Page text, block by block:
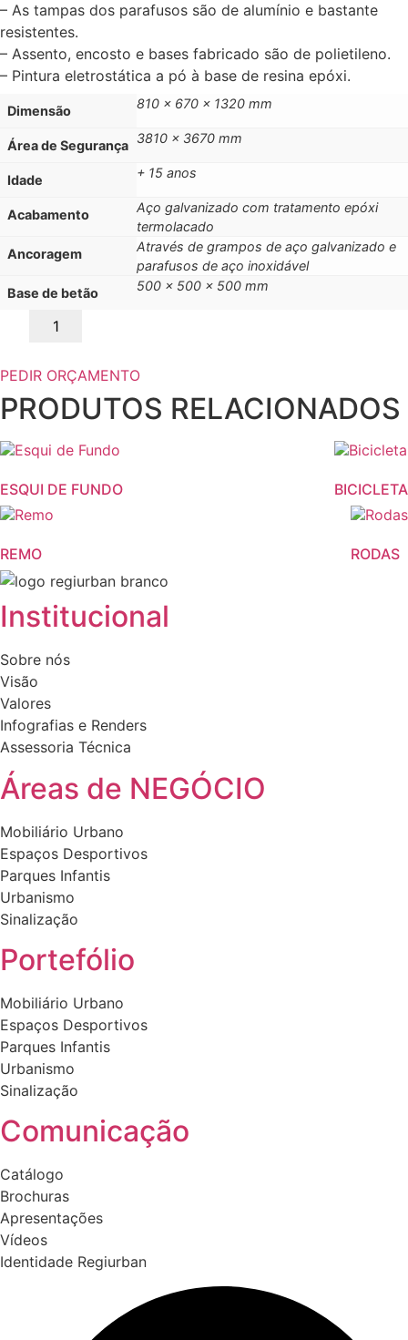
– As tampas dos parafusos são de alumínio e bastante
resistentes.
– Assento, encosto e bases fabricado são de polietileno.
– Pintura eletrostática a pó à base de resina epóxi.
Dimensão 810 x 670 x 1320 mm
Área de Segurança 3810 x 3670 mm
Idade + 15 anos
Acabamento
Aço galvanizado com tratamento epóxi
termolacado
Ancoragem
Através de grampos de aço galvanizado e
parafusos de aço inoxidável
Base de betão
500 x 500 x 500 mm
Quantidade
PEDIR ORÇAMENTO
PRODUTOS RELACIONADOS
ESQUI DE FUNDO BICICLETA
REMO RODAS
Institucional
Sobre nós
Visão
Valores
Infografias e Renders
Assessoria Técnica
Áreas de NEGÓCIO
Mobiliário Urbano
Espaços Desportivos
Parques Infantis
Urbanismo
Sinalização
Portefólio
Mobiliário Urbano
Espaços Desportivos
Parques Infantis
Urbanismo
Sinalização
Comunicação
Catálogo
Brochuras
Apresentações
Vídeos
Identidade Regiurban